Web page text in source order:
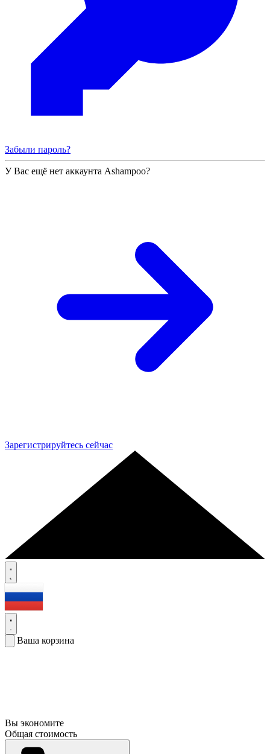
Забыли пароль?
У Вас ещё нет аккаунта Ashampoo?
Зарегистрируйтесь сейчас
Ваша корзина
Вы экономите
Общая стоимость